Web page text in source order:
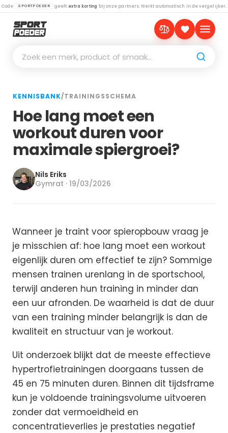
Code SPORTPOEDER geeft extra korting bij onze partners. Werkt automatisch in de vergelijker.
Zoek een merk, product of smaak…
KENNISBANK/TRAININGSSCHEMA
Hoe lang moet een
workout duren voor
maximale spiergroei?
Nils Eriks
Gymrat · 19/03/2026
Wanneer je traint voor spieropbouw vraag je
je misschien af: hoe lang moet een workout
eigenlijk duren om effectief te zijn? Sommige
mensen trainen urenlang in de sportschool,
terwijl anderen hun training in minder dan
een uur afronden. De waarheid is dat de duur
van een training minder belangrijk is dan de
kwaliteit en structuur van je workout.
Uit onderzoek blijkt dat de meeste effectieve
hypertrofietrainingen doorgaans tussen de
45 en 75 minuten duren. Binnen dit tijdsframe
kun je voldoende trainingsvolume uitvoeren
zonder dat vermoeidheid en
concentratieverlies je prestaties negatief